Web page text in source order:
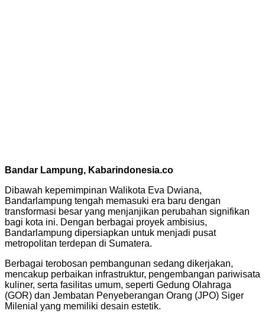
Bandar Lampung, Kabarindonesia.co
Dibawah kepemimpinan Walikota Eva Dwiana,
Bandarlampung tengah memasuki era baru dengan
transformasi besar yang menjanjikan perubahan signifikan
bagi kota ini. Dengan berbagai proyek ambisius,
Bandarlampung dipersiapkan untuk menjadi pusat
metropolitan terdepan di Sumatera.
Berbagai terobosan pembangunan sedang dikerjakan,
mencakup perbaikan infrastruktur, pengembangan pariwisata
kuliner, serta fasilitas umum, seperti Gedung Olahraga
(GOR) dan Jembatan Penyeberangan Orang (JPO) Siger
Milenial yang memiliki desain estetik.